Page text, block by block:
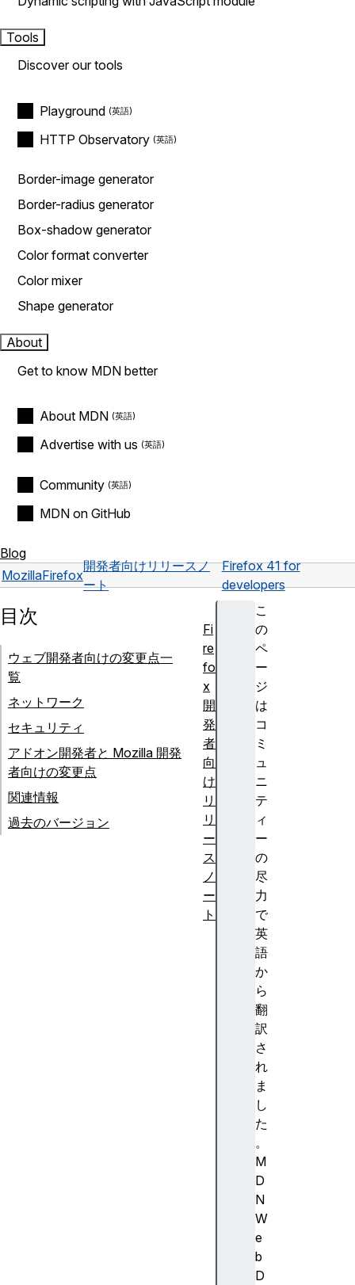
Tools
Discover our tools
Playground
HTTP Observatory
Border-image generator
Border-radius generator
Box-shadow generator
Color format converter
Color mixer
Shape generator
About
Get to know MDN better
About MDN
Advertise with us
Community
MDN on GitHub
Blog
MozillaFirefox
開発者向けリリースノ
ート
Firefox 41 for
developers
こ
の
ペ
ー
ジ
は
コ
ミ
ュ
ニ
テ
ィ
ー
の
尽
力
で
英
語
か
ら
翻
訳
さ
れ
ま
し
た
。
M
D
N
W
e
b
D
目次
ウェブ開発者向けの変更点一
覧
ネットワーク
セキュリティ
アドオン開発者と Mozilla 開発
者向けの変更点
関連情報
過去のバージョン
Fi
re
fo
x
開
発
者
向
け
リ
リ
ー
ス
ノ
ー
ト